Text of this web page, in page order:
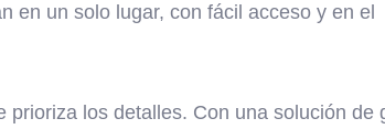
en un solo lugar, con fácil acceso y en el
los detalles. Con una solución de